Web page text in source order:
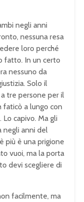
negli anni
nessuna resa
loro perché
fatto. In un certo
nessuno da
Solo il
tre persone per il
faticò a lungo con
capivo. Ma gli
negli anni del
più è una prigione
vuoi, ma la porta
devi scegliere di
facilmente, ma